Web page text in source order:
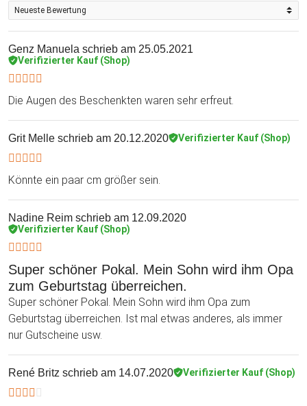
Genz Manuela schrieb am 25.05.2021
Verifizierter Kauf (Shop)
Die Augen des Beschenkten waren sehr erfreut.
Grit Melle schrieb am 20.12.2020 Verifizierter Kauf (Shop)
Könnte ein paar cm größer sein.
Nadine Reim schrieb am 12.09.2020
Verifizierter Kauf (Shop)
Super schöner Pokal. Mein Sohn wird ihm Opa
zum Geburtstag überreichen.
Super schöner Pokal. Mein Sohn wird ihm Opa zum
Geburtstag überreichen. Ist mal etwas anderes, als immer
nur Gutscheine usw.
René Britz schrieb am 14.07.2020 Verifizierter Kauf (Shop)